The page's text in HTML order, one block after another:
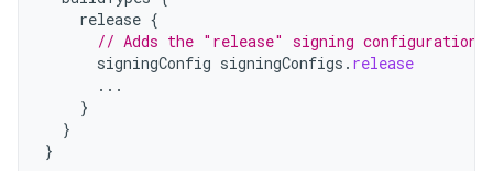
release {
// Adds the "release" signing configuration
signingConfig signingConfigs . release
...
}
}
}